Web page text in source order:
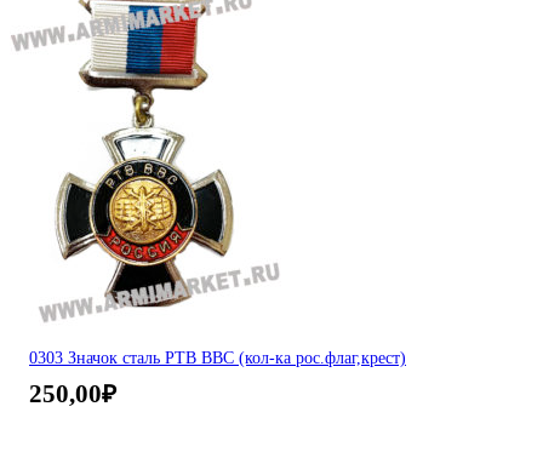
0303 Значок сталь РТВ ВВС (кол-ка рос.флаг,крест)
250,00₽